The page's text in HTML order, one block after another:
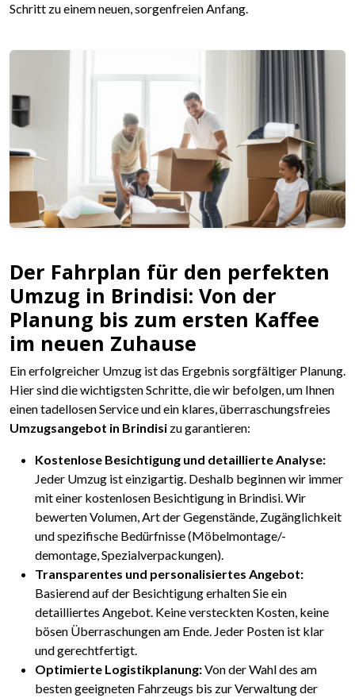
Schritt zu einem neuen, sorgenfreien Anfang.
Der Fahrplan für den perfekten
Umzug in Brindisi: Von der
Planung bis zum ersten Kaffee
im neuen Zuhause
Ein erfolgreicher Umzug ist das Ergebnis sorgfältiger Planung.
Hier sind die wichtigsten Schritte, die wir befolgen, um Ihnen
einen tadellosen Service und ein klares, überraschungsfreies
Umzugsangebot in Brindisi zu garantieren:
Kostenlose Besichtigung und detaillierte Analyse:
Jeder Umzug ist einzigartig. Deshalb beginnen wir immer
mit einer kostenlosen Besichtigung in Brindisi. Wir
bewerten Volumen, Art der Gegenstände, Zugänglichkeit
und spezifische Bedürfnisse (Möbelmontage/-
demontage, Spezialverpackungen).
Transparentes und personalisiertes Angebot:
Basierend auf der Besichtigung erhalten Sie ein
detailliertes Angebot. Keine versteckten Kosten, keine
bösen Überraschungen am Ende. Jeder Posten ist klar
und gerechtfertigt.
Optimierte Logistikplanung:Von der Wahl des am
besten geeigneten Fahrzeugs bis zur Verwaltung der